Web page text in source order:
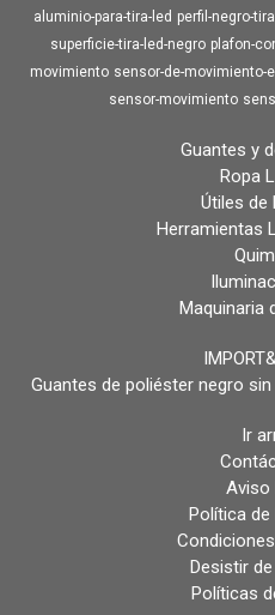
aluminio-para-tira-led perfil-negro-
superficie-tira-led-negro plafon-
movimiento sensor-de-movimiento-
sensor-movimiento
Guantes y
Ropa
Útiles de
Herramientas
Maquinaria
Guantes de poliéster negro
Ir
Aviso
Política de
Desistir
Políticas